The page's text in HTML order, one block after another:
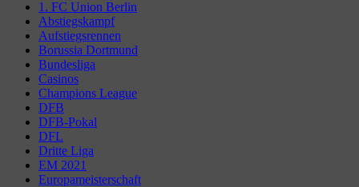
1. FC Union Berlin
Abstiegskampf
Aufstiegsrennen
Borussia Dortmund
Bundesliga
Casinos
Champions League
DFB
DFB-Pokal
DFL
Dritte Liga
EM 2021
Europameisterschaft